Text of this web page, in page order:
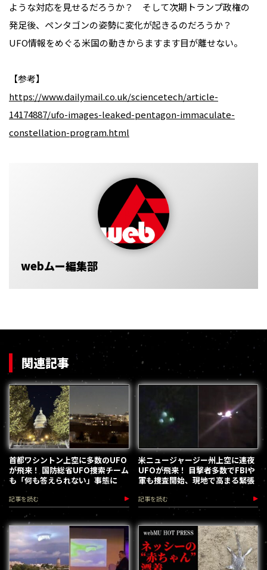
ような対応を見せるだろうか？ そして次期トランプ政権の
発足後、ペンタゴンの姿勢に変化が起きるのだろうか？
UFO情報をめぐる米国の動きからますます目が離せない。
【参考】
https://www.dailymail.co.uk/sciencetech/article-
14174887/ufo-images-leaked-pentagon-immaculate-
constellation-program.html
webムー編集部
関連記事
首都ワシントン上空に多数のUFO
が飛来！ 国防総省UFO捜索チーム
も「何も答えられない」事態に
記事を読む
米ニュージャージー州上空に連夜
UFOが飛来！ 目撃者多数でFBIや
軍も捜査開始、現地で高まる緊張
記事を読む